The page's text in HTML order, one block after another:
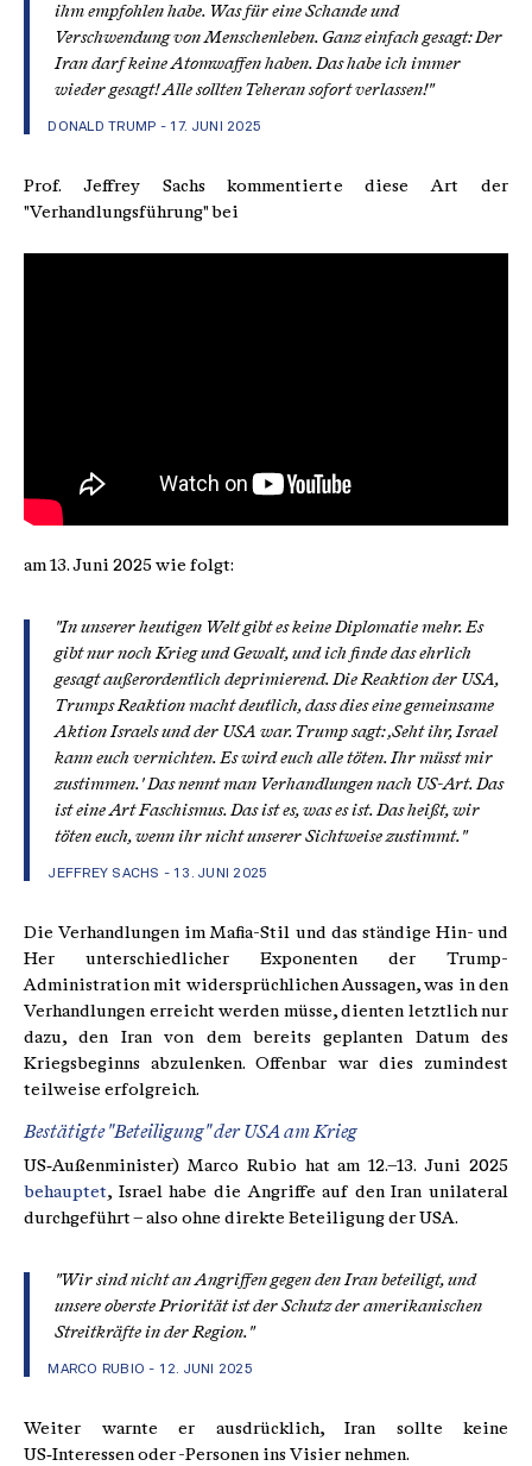
ihm empfohlen habe. Was für eine Schande und
Verschwendung von Menschenleben. Ganz einfach gesagt: Der
Iran darf keine Atomwaffen haben. Das habe ich immer
wieder gesagt! Alle sollten Teheran sofort verlassen!"
DONALD TRUMP - 17. JUNI 2025
Prof. Jeffrey Sachs kommentierte diese Art der
"Verhandlungsführung" bei
am 13. Juni 2025 wie folgt:
"In unserer heutigen Welt gibt es keine Diplomatie mehr. Es
gibt nur noch Krieg und Gewalt, und ich finde das ehrlich
gesagt außerordentlich deprimierend. Die Reaktion der USA,
Trumps Reaktion macht deutlich, dass dies eine gemeinsame
Aktion Israels und der USA war. Trump sagt: ‚Seht ihr, Israel
kann euch vernichten. Es wird euch alle töten. Ihr müsst mir
zustimmen.' Das nennt man Verhandlungen nach US-Art. Das
ist eine Art Faschismus. Das ist es, was es ist. Das heißt, wir
töten euch, wenn ihr nicht unserer Sichtweise zustimmt."
JEFFREY SACHS - 13. JUNI 2025
Die Verhandlungen im Mafia-Stil und das ständige Hin- und
Her unterschiedlicher Exponenten der Trump-
Administration mit widersprüchlichen Aussagen, was in den
Verhandlungen erreicht werden müsse, dienten letztlich nur
dazu, den Iran von dem bereits geplanten Datum des
Kriegsbeginns abzulenken. Offenbar war dies zumindest
teilweise erfolgreich.
Bestätigte "Beteiligung" der USA am Krieg
US‑Außenminister) Marco Rubio hat am 12.–13. Juni 2025
behauptet, Israel habe die Angriffe auf den Iran unilateral
durchgeführt – also ohne direkte Beteiligung der USA.
"Wir sind nicht an Angriffen gegen den Iran beteiligt, und
unsere oberste Priorität ist der Schutz der amerikanischen
Streitkräfte in der Region."
MARCO RUBIO - 12. JUNI 2025
Weiter warnte er ausdrücklich, Iran sollte keine
US‑Interessen oder -Personen ins Visier nehmen.